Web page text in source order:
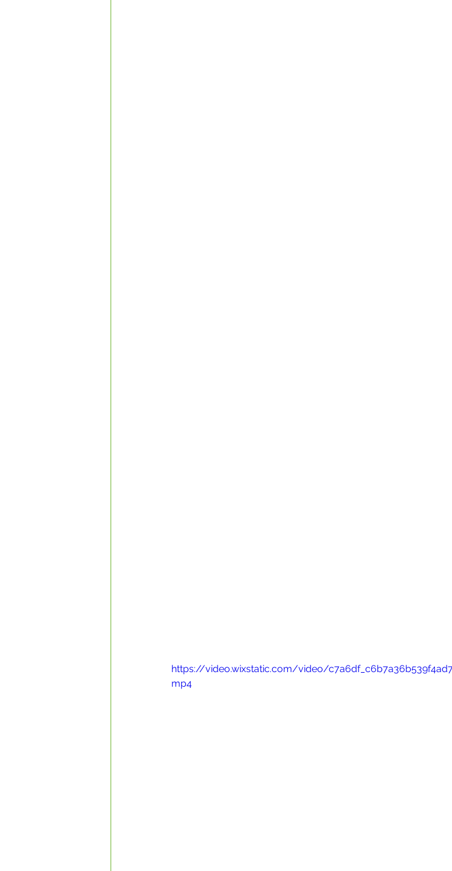
https://video.wixstatic.com/video/
mp4